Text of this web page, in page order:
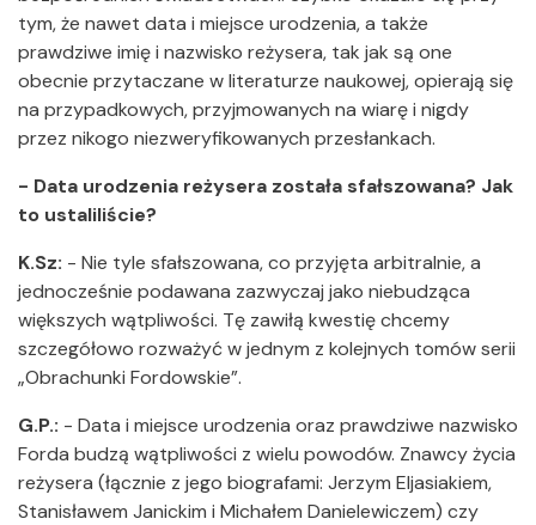
tym, że nawet data i miejsce urodzenia, a także
prawdziwe imię i nazwisko reżysera, tak jak są one
obecnie przytaczane w literaturze naukowej, opierają się
na przypadkowych, przyjmowanych na wiarę i nigdy
przez nikogo niezweryfikowanych przesłankach.
- Data urodzenia reżysera została sfałszowana? Jak
to ustaliliście?
K.Sz: - Nie tyle sfałszowana, co przyjęta arbitralnie, a
jednocześnie podawana zazwyczaj jako niebudząca
większych wątpliwości. Tę zawiłą kwestię chcemy
szczegółowo rozważyć w jednym z kolejnych tomów serii
„Obrachunki Fordowskie”.
G.P.: - Data i miejsce urodzenia oraz prawdziwe nazwisko
Forda budzą wątpliwości z wielu powodów. Znawcy życia
reżysera (łącznie z jego biografami: Jerzym Eljasiakiem,
Stanisławem Janickim i Michałem Danielewiczem) czy